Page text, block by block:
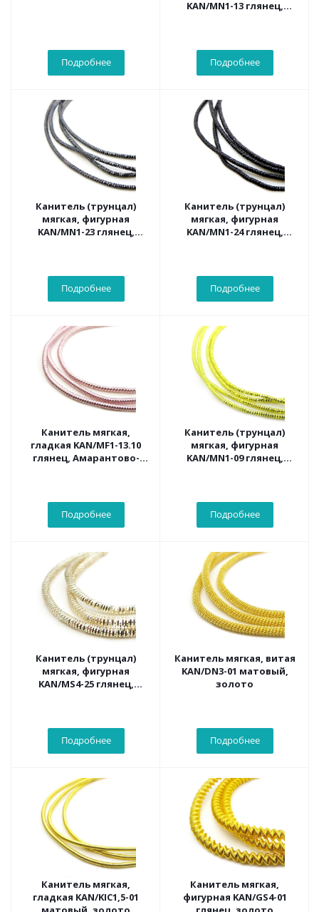
Подробнее
KAN/MN1-13 глянец,
Подробнее
Канитель (трунцал)
мягкая, фигурная
KAN/MN1-23 глянец,
Подробнее
Канитель (трунцал)
мягкая, фигурная
KAN/MN1-24 глянец,
Подробнее
Канитель мягкая,
гладкая KAN/MF1-13.10
глянец, Амарантово-
Подробнее
Канитель (трунцал)
мягкая, фигурная
KAN/MN1-09 глянец,
Подробнее
Канитель (трунцал)
мягкая, фигурная
KAN/MS4-25 глянец,
Подробнее
Канитель мягкая, витая
KAN/DN3-01 матовый,
золото
Подробнее
Канитель мягкая,
гладкая KAN/KIC1,5-01
Канитель мягкая,
фигурная KAN/GS4-01